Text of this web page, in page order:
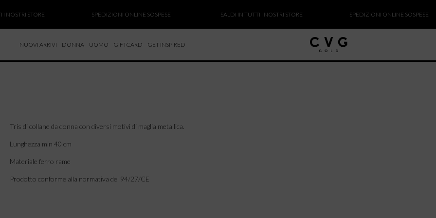
STORE SPEDIZIONI ONLINE SOSPESE SALDI IN TUTTI I NOSTRI STORE SPEDIZIONI ONLINE SOSPESE
NUOVI ARRIVI DONNA UOMO GIFTCARD GET INSPIRED
ARRIVI
Tris di collane da donna con diversi motivi di maglia metallica.
Lunghezza min 40 cm
Materiale ferro rame
Prodotto conforme alla normativa del 94/27/CE